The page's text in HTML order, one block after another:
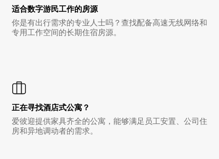
适合数字游民工作的房源
你是有出行需求的专业人士吗？查找配备高速无线网络和
专用工作空间的长期住宿房源。
正在寻找酒店式公寓？
爱彼迎提供家具齐全的公寓，能够满足员工安置、公司住
房和异地调动者的需求。